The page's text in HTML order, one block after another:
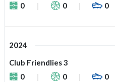
0
0 0
2024
Club Friendlies 3
0
0 0